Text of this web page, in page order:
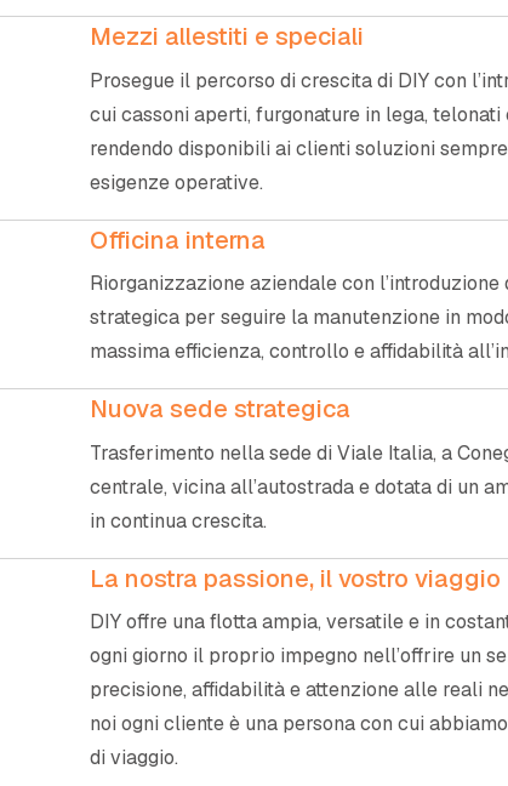
Mezzi allestiti e speciali
Prosegue il percorso di crescita di DIY con
cui cassoni aperti, furgonature in lega,
rendendo disponibili ai clienti soluzioni
esigenze operative.
Officina interna
Riorganizzazione aziendale con l’introduzione
strategica per seguire la manutenzione in
massima efficienza, controllo e affidabilità
Nuova sede strategica
Trasferimento nella sede di Viale Italia, a
centrale, vicina all’autostrada e dotata di un
in continua crescita.
La nostra passione, il vostro viaggio
DIY offre una flotta ampia, versatile e in
ogni giorno il proprio impegno nell’offrire un
precisione, affidabilità e attenzione alle reali
noi ogni cliente è una persona con cui
di viaggio.